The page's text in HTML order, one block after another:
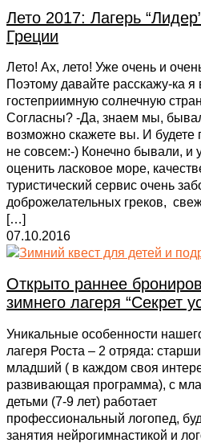
Лето 2017: Лагерь
Греции
Лето! Ах, лето! Уже очень и
Поэтому давайте расскажу-ка я
гостеприимную солнечную
Согласны? -Да, знаем мы,
возможно скажете вы. И
не совсем:-) Конечно бывали, и
оценить ласковое море,
туристический сервис очень
доброжелательных греков,
[…]
07.10.2016
Открыто раннее
зимнего лагеря “Секрет
Уникальные особенности
лагеря Роста – 2 отряда:
младший ( в каждом своя
развивающая программа), с
детьми (7-9 лет) работает
профессиональный логопед,
занятия нейрогимнастикой и